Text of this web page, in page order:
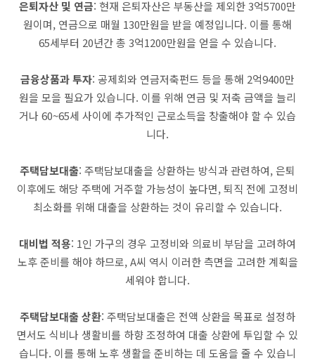
은퇴자산 및 연금: 현재 은퇴자산은 부동산을 제외한 3억5700만
원이며, 연금으로 매월 130만원을 받을 예정입니다. 이를 통해
65세부터 20년간 총 3억1200만원을 얻을 수 있습니다.
금융상품과 투자: 공제회와 연금저축펀드 등을 통해 2억9400만
원을 모을 필요가 있습니다. 이를 위해 연금 및 저축 금액을 늘리
거나 60~65세 사이에 추가적인 근로소득을 창출해야 할 수 있습
니다.
주택담보대출: 주택담보대출을 상환하는 방식과 관련하여, 은퇴
이후에도 해당 주택에 거주할 가능성이 높다면, 퇴직 전에 고정비
최소화를 위해 대출을 상환하는 것이 유리할 수 있습니다.
대비법 적용: 1인 가구의 경우 고정비와 의료비 부담을 고려하여
노후 준비를 해야 하므로, A씨 역시 이러한 측면을 고려한 계획을
세워야 합니다.
주택담보대출 상환: 주택담보대출은 전액 상환을 목표로 설정하
면서도 식비나 생활비를 하향 조정하여 대출 상환에 투입할 수 있
습니다. 이를 통해 노후 생활을 준비하는 데 도움을 줄 수 있습니